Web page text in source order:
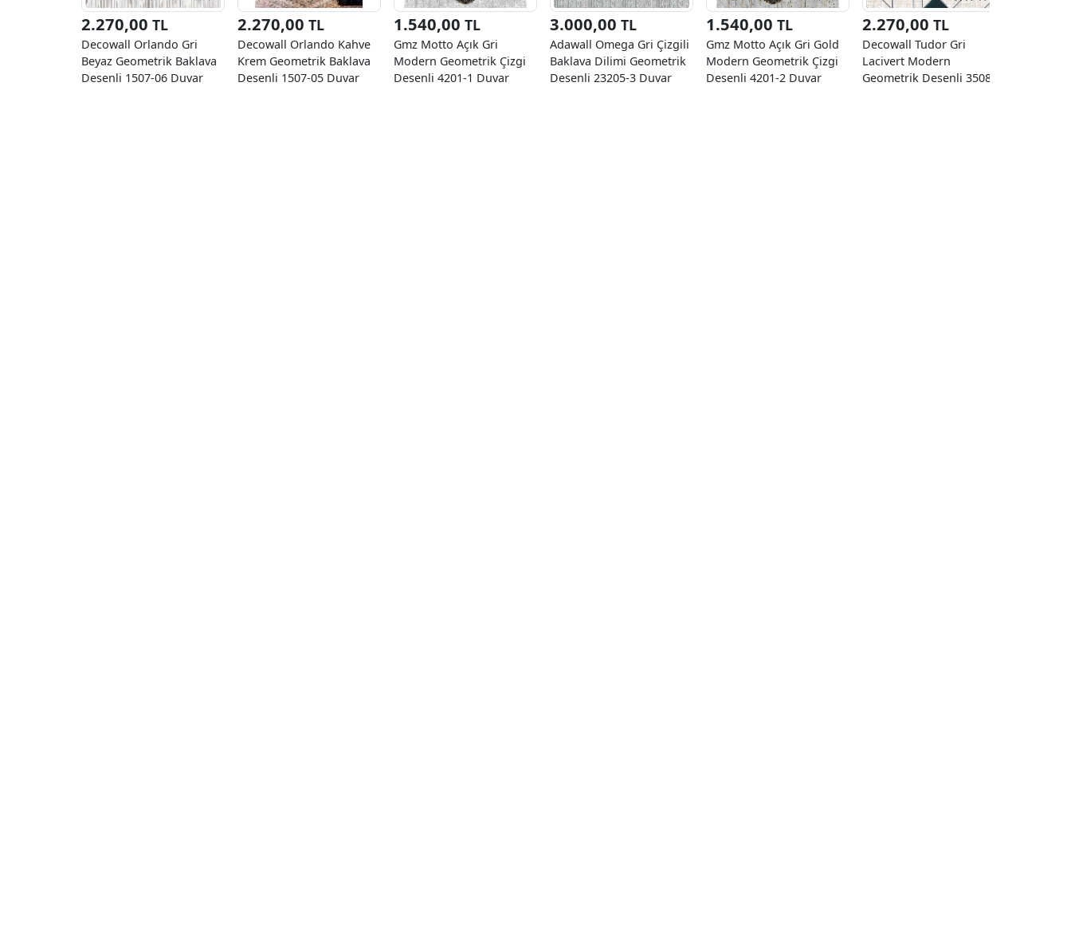
2.270,00 TL
Decowall Orlando Gri
Beyaz Geometrik Baklava
Desenli 1507-06 Duvar
2.270,00 TL
Decowall Orlando Kahve
Krem Geometrik Baklava
Desenli 1507-05 Duvar
1.540,00 TL
Gmz Motto Açık Gri
Modern Geometrik Çizgi
Desenli 4201-1 Duvar
3.000,00 TL
Adawall Omega Gri Çizgili
Baklava Dilimi Geometrik
Desenli 23205-3 Duvar
1.540,00 TL
Gmz Motto Açık Gri Gold
Modern Geometrik Çizgi
Desenli 4201-2 Duvar
2.270,00 TL
Decowall Tudor Gri
Lacivert Modern
Geometrik Desenli 3508-